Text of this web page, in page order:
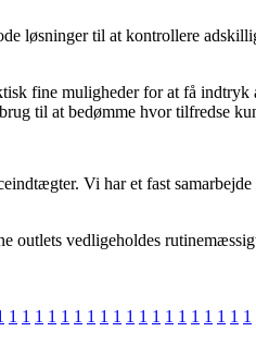
løsninger til at kontrollere
fine muligheder for at få
til at bedømme hvor tilfredse
Vi har et fast
outlets vedligeholdes
1 1 1 1 1 1 1 1 1 1 1 1 1 1 1 1 1 1 1